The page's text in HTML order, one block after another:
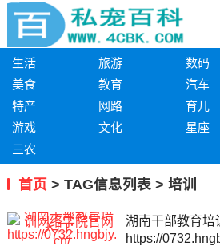
生活 旅游 数码
美食
教育 汽车
特产
网路 育儿
游戏
文化 星座
三农
首页 > TAG信息列表 > 培训
湖南干部教育培
https://